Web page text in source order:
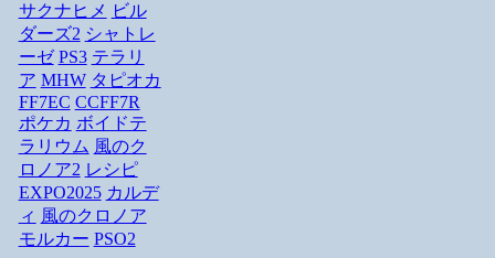
サクナヒメ ビル
ダーズ2 シャトレ
ーゼ PS3 テラリ
ア MHW タピオカ
FF7EC CCFF7R
ポケカ ボイドテ
ラリウム 風のク
ロノア2 レシピ
EXPO2025 カルデ
ィ 風のクロノア
モルカー PSO2